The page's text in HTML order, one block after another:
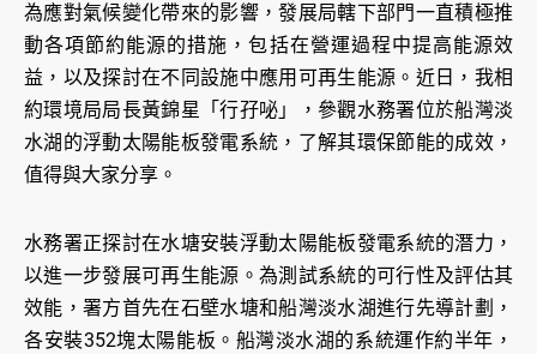
為應對氣候變化帶來的影響，發展局轄下部門一直積極推
動各項節約能源的措施，包括在營運過程中提高能源效
益，以及探討在不同設施中應用可再生能源。近日，我相
約環境局局長黃錦星「行孖咇」，參觀水務署位於船灣淡
水湖的浮動太陽能板發電系統，了解其環保節能的成效，
值得與大家分享。
水務署正探討在水塘安裝浮動太陽能板發電系統的潛力，
以進一步發展可再生能源。為測試系統的可行性及評估其
效能，署方首先在石壁水塘和船灣淡水湖進行先導計劃，
各安裝352塊太陽能板。船灣淡水湖的系統運作約半年，